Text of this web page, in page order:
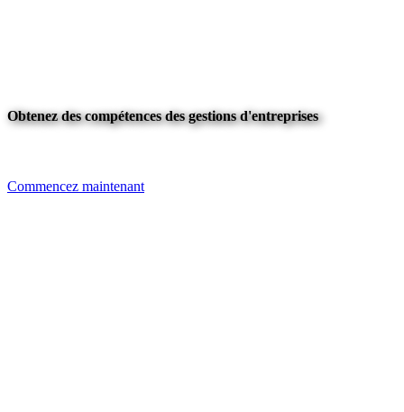
Obtenez des compétences des gestions d'entreprises
Commencez maintenant